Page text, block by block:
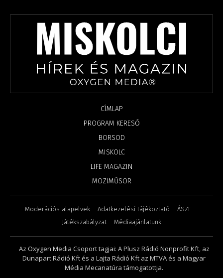
CÍMLAP
PROGRAM KERESŐ
BORSOD
MISKOLC
LIFE MAGAZIN
MOZIMŰSOR
Moderációs alapelvek Adatkezelési tájékoztató
ÁSZF
Játékszabályzat
Médiaajánlatunk
Az Oxygen Media Csoport tagjai: A Plusz Rádió Nonprofit Kft, az
Dunapart Rádió Kft és a Lajta Rádió Kft az MTVA és a Magyar
Média Mecanatúra támogatottja.